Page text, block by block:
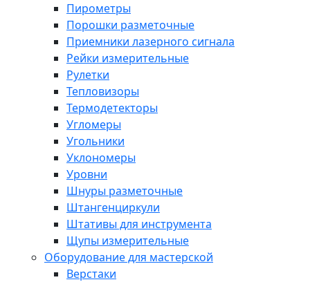
Пирометры
Порошки разметочные
Приемники лазерного сигнала
Рейки измерительные
Рулетки
Тепловизоры
Термодетекторы
Угломеры
Угольники
Уклономеры
Уровни
Шнуры разметочные
Штангенциркули
Штативы для инструмента
Щупы измерительные
Оборудование для мастерской
Верстаки